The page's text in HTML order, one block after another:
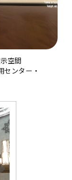
空間
センター・